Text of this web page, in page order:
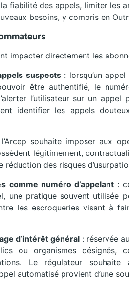
fiabilité des appels, limiter les
besoins, y compris en
impacter directement les
suspects: lorsqu’un
être authentifié, le
l’utilisateur sur un appel
identifier les appels
souhaite imposer aux
légitimement,
des risques
comme numéro d’appelant:
une pratique souvent utilisée
les escroqueries visant à
d’intérêt général: réservée
ou organismes désignés,
Le régulateur
automatisé provient d’une